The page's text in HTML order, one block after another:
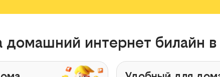
домашний интернет билайн